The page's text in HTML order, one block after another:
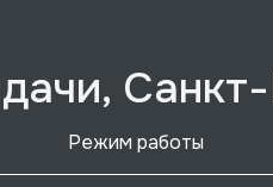
Режим работы